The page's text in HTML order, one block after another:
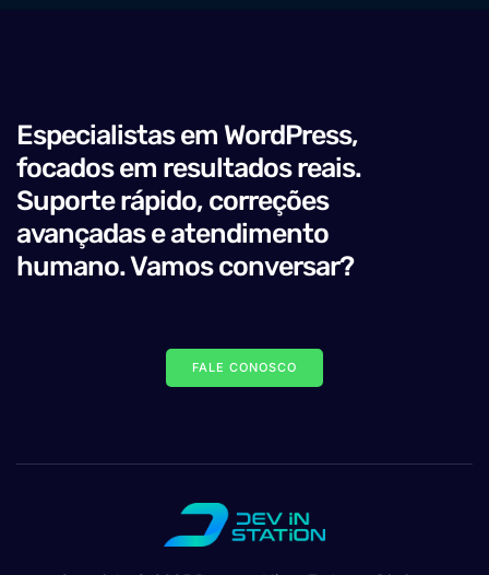
Especialistas em WordPress,
focados em resultados reais.
Suporte rápido, correções
avançadas e atendimento
humano. Vamos conversar?
FALE CONOSCO